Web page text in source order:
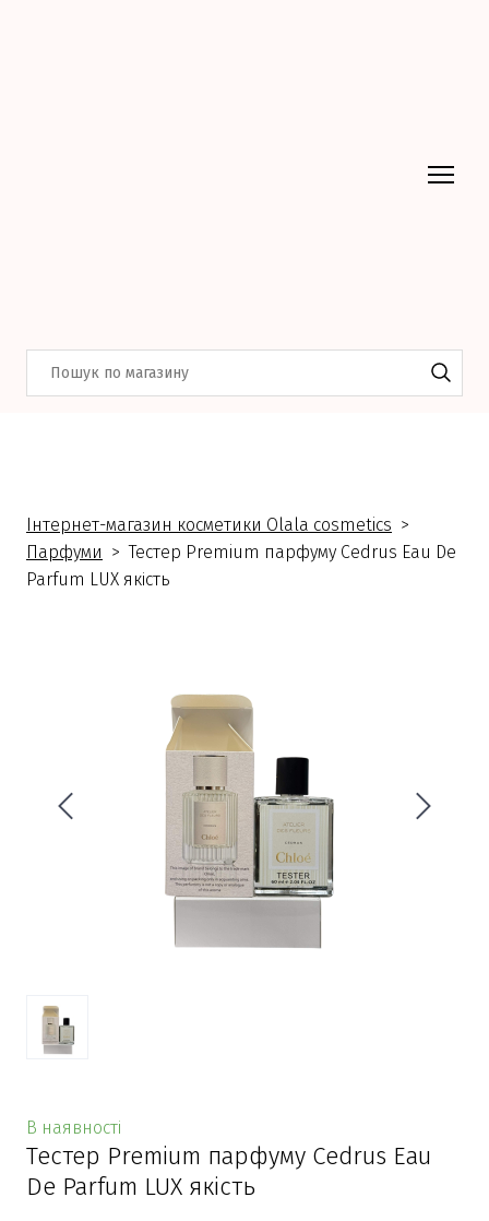
Інтернет-магазин косметики Olala cosmetics
Парфуми
Тестер Premium парфуму Cedrus Eau De
Parfum LUX якість
В наявності
Тестер Premium парфуму Cedrus Eau
De Parfum LUX якість